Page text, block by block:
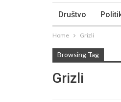
Društvo
Home Grizli
Browsing Tag
Grizli